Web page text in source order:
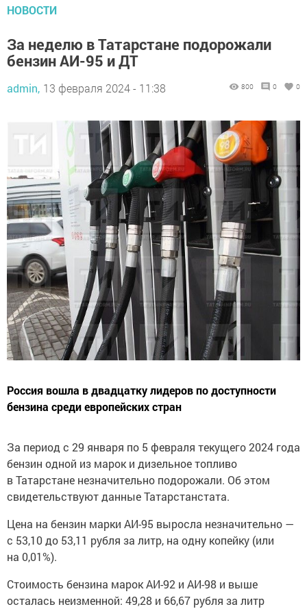
НОВОСТИ
За неделю в Татарстане подорожали
бензин АИ-95 и ДТ
admin, 13 февраля 2024 - 11:38 800 0 0
Россия вошла в двадцатку лидеров по доступности
бензина среди европейских стран
За период с 29 января по 5 февраля текущего 2024 года
бензин одной из марок и дизельное топливо
в Татарстане незначительно подорожали. Об этом
свидетельствуют данные Татарстанстата.
Цена на бензин марки АИ-95 выросла незначительно —
с 53,10 до 53,11 рубля за литр, на одну копейку (или
на 0,01%).
Стоимость бензина марок АИ-92 и АИ-98 и выше
осталась неизменной: 49,28 и 66,67 рубля за литр